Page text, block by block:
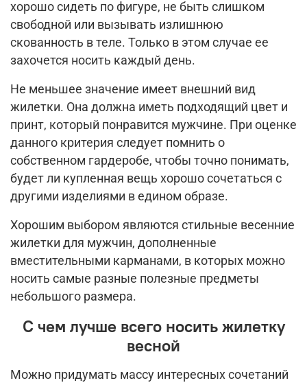
хорошо сидеть по фигуре, не быть слишком
свободной или вызывать излишнюю
скованность в теле. Только в этом случае ее
захочется носить каждый день.
Не меньшее значение имеет внешний вид
жилетки. Она должна иметь подходящий цвет и
принт, который понравится мужчине. При оценке
данного критерия следует помнить о
собственном гардеробе, чтобы точно понимать,
будет ли купленная вещь хорошо сочетаться с
другими изделиями в едином образе.
Хорошим выбором являются стильные весенние
жилетки для мужчин, дополненные
вместительными карманами, в которых можно
носить самые разные полезные предметы
небольшого размера.
С чем лучше всего носить жилетку
весной
Можно придумать массу интересных сочетаний